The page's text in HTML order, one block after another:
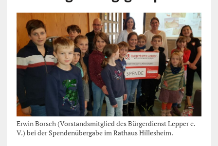
Erwin Borsch (Vorstandsmitglied des Bürgerdienst Lepper e.
V.) bei der Spendenübergabe im Rathaus Hillesheim.